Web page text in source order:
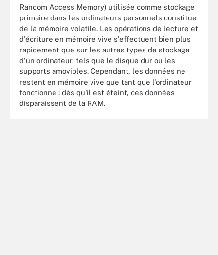
Random Access Memory) utilisée comme stockage
primaire dans les ordinateurs personnels constitue
de la mémoire volatile. Les opérations de lecture et
d'écriture en mémoire vive s'effectuent bien plus
rapidement que sur les autres types de stockage
d'un ordinateur, tels que le disque dur ou les
supports amovibles. Cependant, les données ne
restent en mémoire vive que tant que l'ordinateur
fonctionne : dès qu'il est éteint, ces données
disparaissent de la RAM.